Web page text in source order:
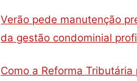
Verão pede manutenção
da gestão condominial
Como a Reforma